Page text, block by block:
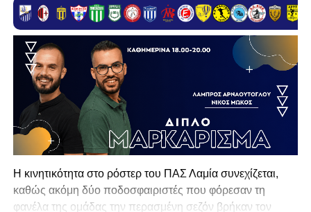
Η κινητικότητα στο ρόστερ του ΠΑΣ Λαμία συνεχίζεται,
καθώς ακόμη δύο ποδοσφαιριστές που φόρεσαν τη
φανέλα της ομάδας την περασμένη σεζόν βρήκαν τον